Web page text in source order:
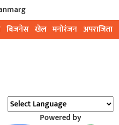
बिजनेस खेल मनोरंजन अपराजिता
Powered by